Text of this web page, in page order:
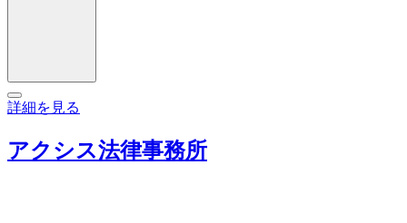
詳細を見る
アクシス法律事務所